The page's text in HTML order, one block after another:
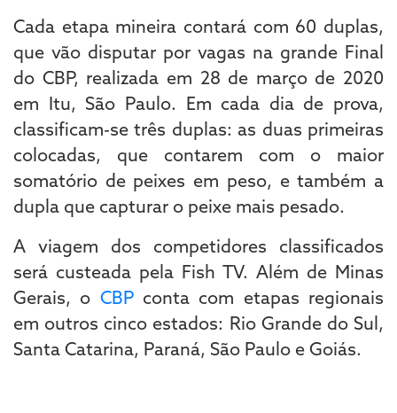
Cada etapa mineira contará com 60 duplas,
que vão disputar por vagas na grande Final
do CBP, realizada em 28 de março de 2020
em Itu, São Paulo. Em cada dia de prova,
classificam-se três duplas: as duas primeiras
colocadas, que contarem com o maior
somatório de peixes em peso, e também a
dupla que capturar o peixe mais pesado.
A viagem dos competidores classificados
será custeada pela Fish TV. Além de Minas
Gerais, o CBPconta com etapas regionais
em outros cinco estados: Rio Grande do Sul,
Santa Catarina, Paraná, São Paulo e Goiás.